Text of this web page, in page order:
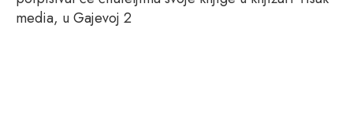
media, u Gajevoj 2